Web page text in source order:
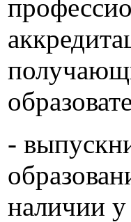
-
наличии